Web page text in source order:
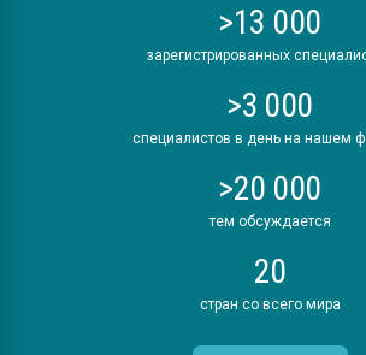
>13 000
зарегистрированных
>3 000
специалистов в день на нашем
>20 000
тем обсуждается
20
стран со всего мира